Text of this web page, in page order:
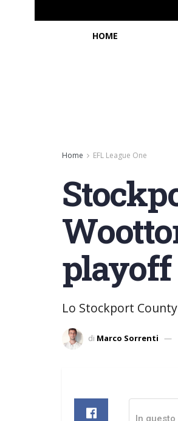
HOME
Home EFL League One
Lo Stockport
di Marco Sorrenti